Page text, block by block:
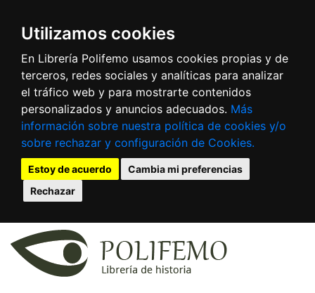
Utilizamos cookies
En Librería Polifemo usamos cookies propias y de
terceros, redes sociales y analíticas para analizar
el tráfico web y para mostrarte contenidos
personalizados y anuncios adecuados. Más
información sobre nuestra política de cookies y/o
sobre rechazar y configuración de Cookies.
Estoy de acuerdo
Cambia mi preferencias
Rechazar